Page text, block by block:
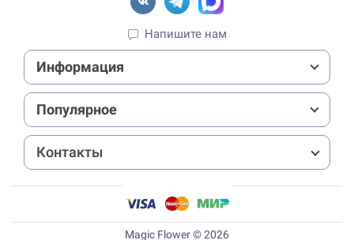
Напишите нам
Информация
Популярное
Контакты
Magic Flower © 2026